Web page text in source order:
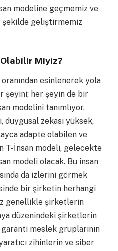
modeline geçmemiz ve
şekilde geliştirmemiz
Olabilir Miyiz?
oranından esinlenerek yola
şeyini; her şeyin de bir
modelini tanımlıyor.
zekası yüksek,
adapte olabilen ve
T-İnsan modeli, gelecekte
modeli olacak. Bu insan
da izlerini görmek
bir şirketin herhangi
genellikle şirketlerin
düzenindeki şirketlerin
meslek gruplarının
zihinlerin ve siber